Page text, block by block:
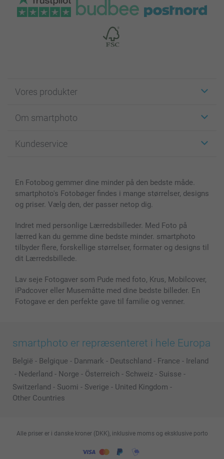
Vores produkter
Fotokort
Fotobøger
Cover til mobil & tablet
MyNameBook
Fotorammer & Tilbehør
Alle fotoprodukter
Om smartphoto
For affiliate
Sitemap
Betingelser og garantier
Kundeservice
smartbonus
Priser & betaling
En Fotobog gemmer dine minder på den bedste måde.
smartphoto's Fotobøger findes i mange størrelser, designs
og priser. Vælg den, der passer netop dig.
Indret med personlige Lærredsbilleder. Med Foto på
lærred kan du gemme dine bedste minder. smartphoto
tilbyder flere, forskellige størrelser, formater og designs til
dit Lærredsbillede.
Lav seje Fotogaver som Pude med foto, Krus, Mobilcover,
iPadcover eller Musemåtte med dine bedste billeder. En
Fotogave er den perfekte gave til familie og venner.
smartphoto er repræsenteret i hele Europa
België - Belgique - Danmark - Deutschland - France - Ireland
- Nederland - Norge - Österreich - Schweiz - Suisse -
Switzerland - Suomi - Sverige - United Kingdom -
Other Countries
Alle priser er i danske kroner (DKK), inklusive moms og eksklusive porto